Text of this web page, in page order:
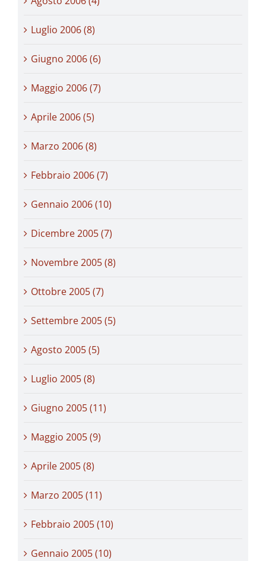
Luglio 2006 (8)
Giugno 2006 (6)
Maggio 2006 (7)
Aprile 2006 (5)
Marzo 2006 (8)
Febbraio 2006 (7)
Gennaio 2006 (10)
Dicembre 2005 (7)
Novembre 2005 (8)
Ottobre 2005 (7)
Settembre 2005 (5)
Agosto 2005 (5)
Luglio 2005 (8)
Giugno 2005 (11)
Maggio 2005 (9)
Aprile 2005 (8)
Marzo 2005 (11)
Febbraio 2005 (10)
Gennaio 2005 (10)